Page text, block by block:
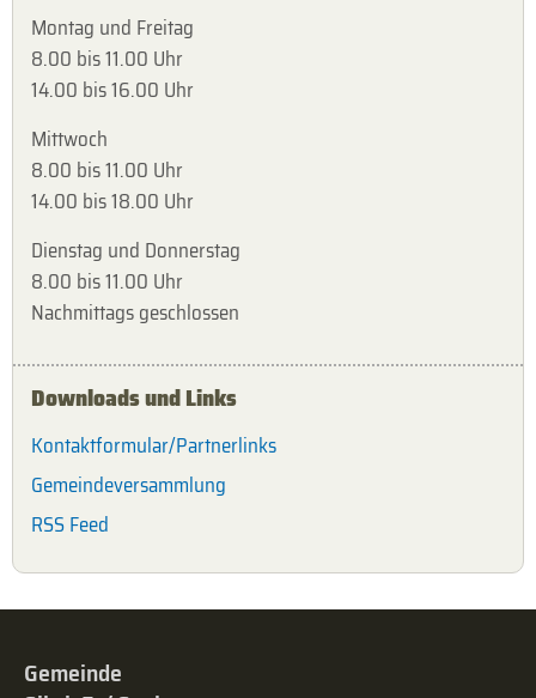
Montag und Freitag
8.00 bis 11.00 Uhr
14.00 bis 16.00 Uhr
Mittwoch
8.00 bis 11.00 Uhr
14.00 bis 18.00 Uhr
Dienstag und Donnerstag
8.00 bis 11.00 Uhr
Nachmittags geschlossen
Downloads und Links
Kontaktformular/Partnerlinks
Gemeindeversammlung
RSS Feed
Gemeinde